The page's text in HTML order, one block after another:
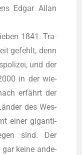
Edgar Allan
1841. Tra­
gefehlt, denn
und der
in der wie­
erfährt der
des Wes­
einer gigan­ti­
sind. Der
gar kei­ne ande­